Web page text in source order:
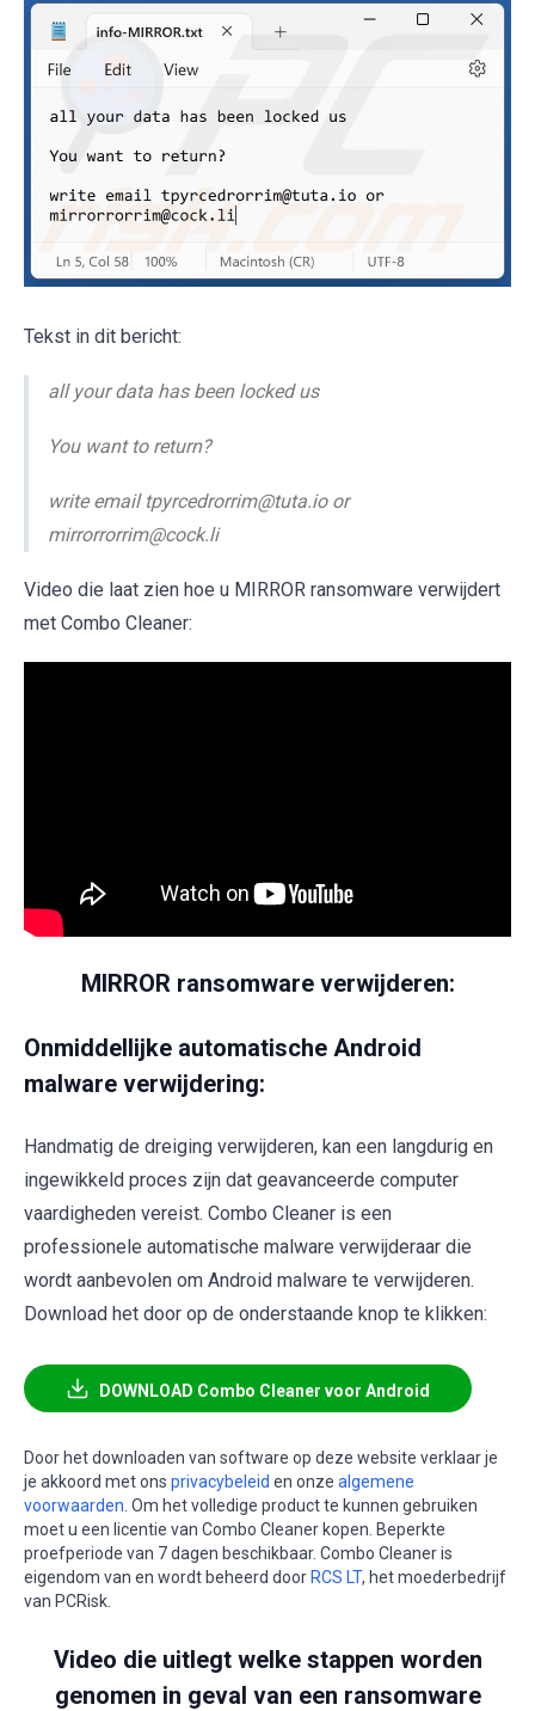
Tekst in dit bericht:
all your data has been locked us
You want to return?
write email tpyrcedrorrim@tuta.io or
mirrorrorrim@cock.li
Video die laat zien hoe u MIRROR ransomware verwijdert
met Combo Cleaner:
MIRROR ransomware verwijderen:
Onmiddellijke automatische Android
malware verwijdering:
Handmatig de dreiging verwijderen, kan een langdurig en
ingewikkeld proces zijn dat geavanceerde computer
vaardigheden vereist. Combo Cleaner is een
professionele automatische malware verwijderaar die
wordt aanbevolen om Android malware te verwijderen.
Download het door op de onderstaande knop te klikken:
DOWNLOAD Combo Cleaner voor Android
Door het downloaden van software op deze website verklaar je
je akkoord met ons privacybeleid en onze algemene
voorwaarden . Om het volledige product te kunnen gebruiken
moet u een licentie van Combo Cleaner kopen. Beperkte
proefperiode van 7 dagen beschikbaar. Combo Cleaner is
eigendom van en wordt beheerd doorRCS LT, het moederbedrijf
van PCRisk.
Video die uitlegt welke stappen worden
genomen in geval van een ransomware